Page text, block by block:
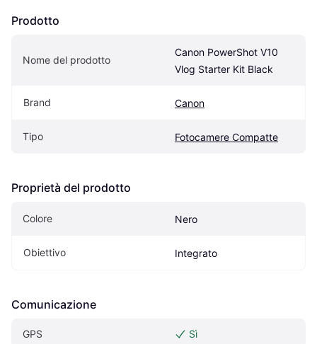
Prodotto
Nome del prodotto
Canon PowerShot V10
Vlog Starter Kit Black
Brand Canon
Tipo Fotocamere Compatte
Proprietà del prodotto
Colore Nero
Obiettivo Integrato
Comunicazione
GPS Sì